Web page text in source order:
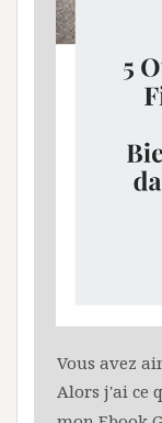
Vous avez
Alors j'ai ce